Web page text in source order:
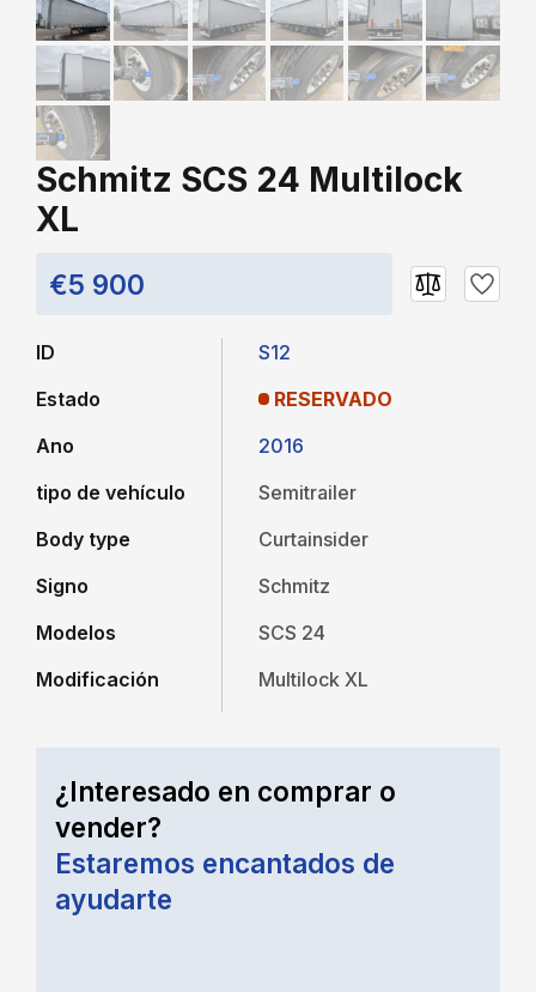
Schmitz SCS 24 Multilock
XL
€5 900
ID
Estado
Ano
tipo de vehículo
Body type
Signo
Modelos
Modificación
S12
RESERVADO
2016
Semitrailer
Curtainsider
Schmitz
SCS 24
Multilock XL
¿Interesado en comprar o
vender?
Estaremos encantados de
ayudarte